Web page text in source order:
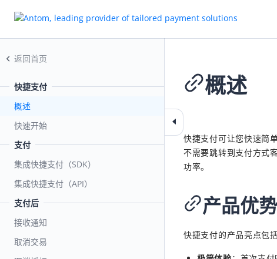
返回首页
快捷支付
概述
快速开始
支付
集成快捷支付（SDK）
集成快捷支付（API）
支付后
接收通知
取消交易
概述
快捷支付可让您快速简
不需要跳转到支付方式
功率。
产品优势
快捷支付的产品亮点包括